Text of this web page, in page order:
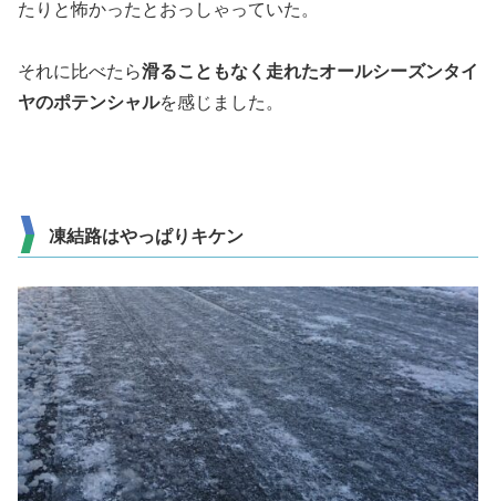
たりと怖かったとおっしゃっていた。
それに比べたら滑ることもなく走れたオールシーズンタイ
ヤのポテンシャルを感じました。
凍結路はやっぱりキケン